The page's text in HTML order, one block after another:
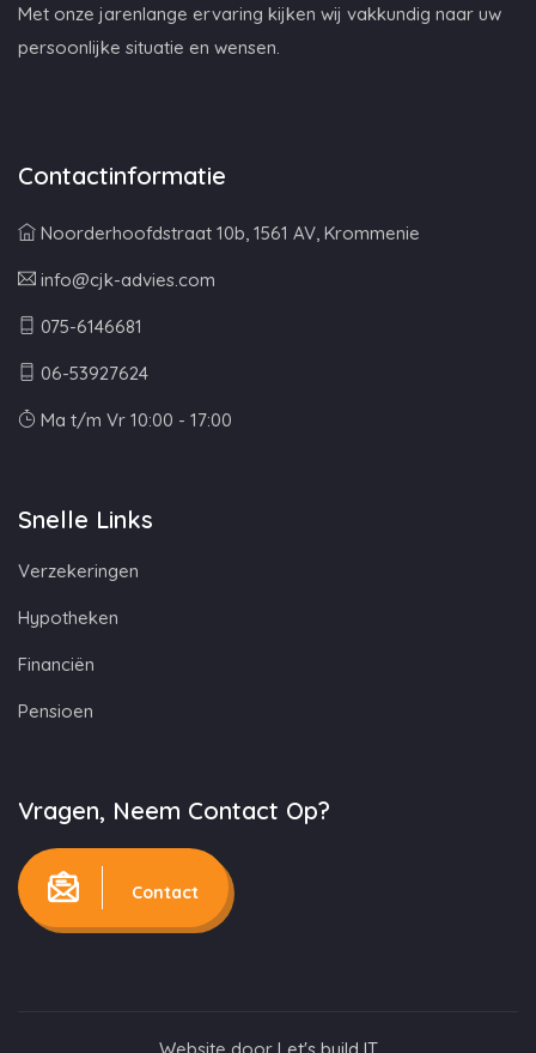
Met onze jarenlange ervaring kijken wij vakkundig naar uw
persoonlijke situatie en wensen.
Contactinformatie
Noorderhoofdstraat 10b, 1561 AV, Krommenie
info@cjk-advies.com
075-6146681
06-53927624
Ma t/m Vr 10:00 - 17:00
Snelle Links
Verzekeringen
Hypotheken
Financiën
Pensioen
Vragen, Neem Contact Op?
Contact